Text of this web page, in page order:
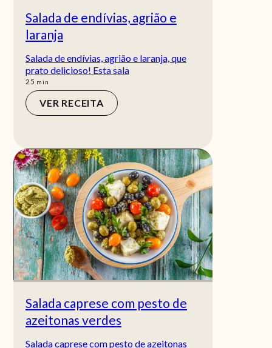
Salada de endívias, agrião e
laranja
Salada de endívias, agrião e laranja, que
prato delicioso! Esta sala
25 min
min
VER RECEITA
Salada caprese com pesto de
azeitonas verdes
Salada caprese com pesto de azeitonas